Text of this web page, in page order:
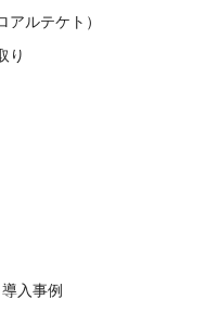
ルテケト）
り
入事例